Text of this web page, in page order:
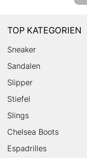
TOP KATEGORIEN
Sneaker
Sandalen
Slipper
Stiefel
Slings
Chelsea Boots
Espadrilles